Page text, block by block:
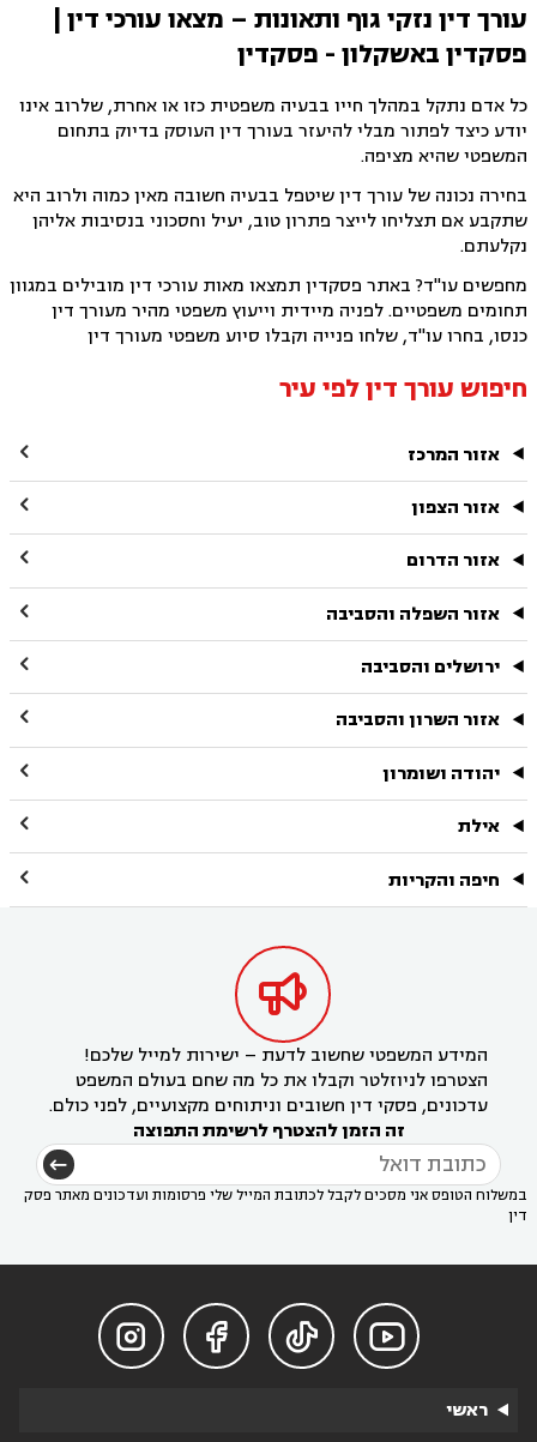
עורך דין נזקי גוף ותאונות – מצאו עורכי דין |
פסקדין באשקלון - פסקדין
כל אדם נתקל במהלך חייו בבעיה משפטית כזו או אחרת, שלרוב אינו
יודע כיצד לפתור מבלי להיעזר בעורך דין העוסק בדיוק בתחום
המשפטי שהיא מציפה.
בחירה נכונה של עורך דין שיטפל בבעיה חשובה מאין כמוה ולרוב היא
שתקבע אם תצליחו לייצר פתרון טוב, יעיל וחסכוני בנסיבות אליהן
נקלעתם.
מחפשים עו"ד? באתר פסקדין תמצאו מאות עורכי דין מובילים במגוון
תחומים משפטיים. לפניה מיידית וייעוץ משפטי מהיר מעורך דין
כנסו, בחרו עו"ד, שלחו פנייה וקבלו סיוע משפטי מעורך דין
חיפוש עורך דין לפי עיר
אזור המרכז 
אזור הצפון 
אזור הדרום 
אזור השפלה והסביבה 
ירושלים והסביבה 
אזור השרון והסביבה 
יהודה ושומרון 
אילת 
חיפה והקריות 

המידע המשפטי שחשוב לדעת – ישירות למייל שלכם!
הצטרפו לניוזלטר וקבלו את כל מה שחם בעולם המשפט
עדכונים, פסקי דין חשובים וניתוחים מקצועיים, לפני כולם.
זה הזמן להצטרף לרשימת התפוצה
במשלוח הטופס אני מסכים לקבל לכתובת המייל שלי פרסומות ועדכונים מאתר פסק
דין




ראשי